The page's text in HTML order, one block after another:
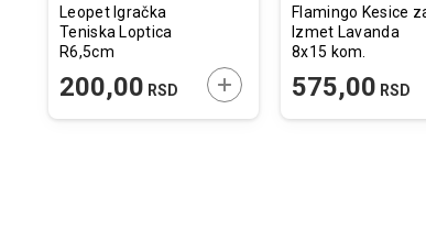
U KORPU
Leopet Igračka
Teniska Loptica
R6,5cm
200,00 RSD DODAJTE U KORPU
Flamingo Kesice
Izmet Lavanda
8x15 kom.
575,00 RSD